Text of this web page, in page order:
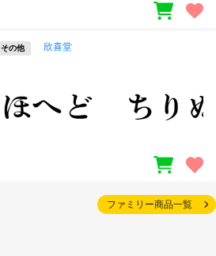
その他 欣喜堂
ファミリー商品一覧